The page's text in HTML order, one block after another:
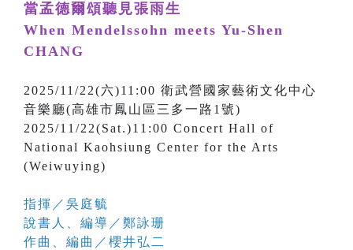
當孟德爾頌聽見張雨生
When Mendelssohn meets Yu-Shen
CHANG
2025/11/22(六)11:00 衛武營國家藝術文化中心
音樂廳(高雄市鳳山區三多一路1號)
2025/11/22(Sat.)11:00 Concert Hall of
National Kaohsiung Center for the Arts
(Weiwuying)
指揮／ 吳庭毓
說書人、編導／ 鄭詠珊
作曲、編曲／ 櫻井弘二